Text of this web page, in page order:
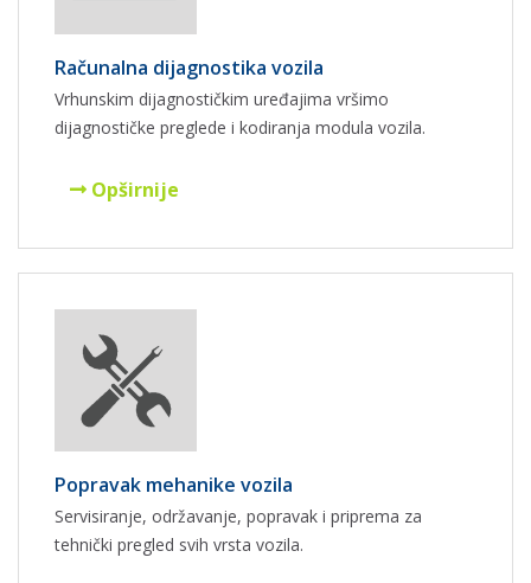
Računalna dijagnostika vozila
Vrhunskim dijagnostičkim uređajima vršimo
dijagnostičke preglede i kodiranja modula vozila.
Opširnije
Popravak mehanike vozila
Servisiranje, održavanje, popravak i priprema za
tehnički pregled svih vrsta vozila.